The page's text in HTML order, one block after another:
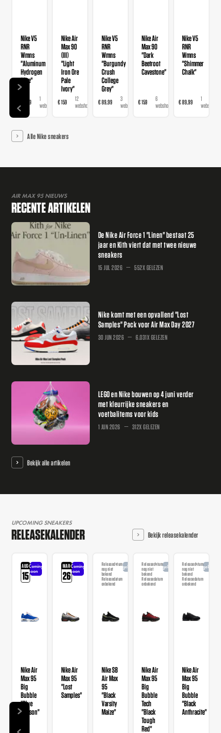
Nike V5
RNR
Wmns
"Aluminum
Hydrogen
Blue"
€ 89,99
1
webshop
Nike Air
Max 90
(III)
"Light
Iron Ore
Pale
Ivory"
€ 159
12
webshops
Nike V5
RNR
Wmns
"Burgundy
Crush
College
Grey"
€ 89,99
3
webshops
Nike Air
Max 90
"Dark
Beetroot
Cavestone"
€ 159
6
webshops
Nike V5
RNR
Wmns
"Shimmer
Chalk"
€ 89,99
1
webshop
Alle Nike sneakers
AIR MAX 95 NIEUWS
RECENTE ARTIKELEN
De Nike Air Force 1 "Linen" bestaat 25
jaar en Kith viert dat met twee nieuwe
sneakers
15 JUL 2026 552X GELEZEN
Nike komt met een opvallend "Lost
Samples" Pack voor Air Max Day 2027
30 JUN 2026 6.031X GELEZEN
LEGO en Nike bouwen op 4 juni verder
met kleurrijke sneakers en
voetbalitems voor kids
1 JUN 2026 312X GELEZEN
Bekijk alle artikelen
UPCOMING SNEAKERS
RELEASEKALENDER Bekijk releasekalender
AUG
15
Coming
soon
Nike Air
Max 95
Big
Bubble
"Blue
Lawson"
MAR
26
Coming
soon
Nike Air
Max 95
"Lost
Samples"
Releasedatum
nog niet
bekend
Releasedatum
onbekend
Aangekondigd
Nike SB
Air Max
95
"Black
Varsity
Maize"
Releasedatum
nog niet
bekend
Releasedatum
onbekend
Aangekondigd
Nike Air
Max 95
Big
Bubble
Tech
"Black
Tough
Red"
Releasedatum
nog niet
bekend
Releasedatum
onbekend
Nike Air
Max 95
Big
Bubble
"Black
Anthracite"